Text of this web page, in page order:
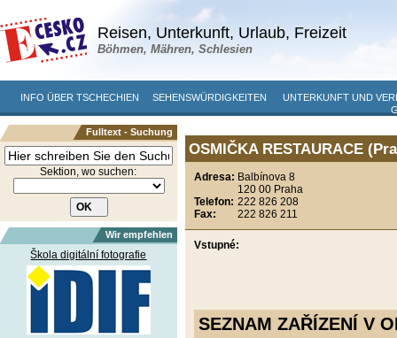
Reisen, Unterkunft, Urlaub, Freizeit
Böhmen, Mähren, Schlesien
INFO ÜBER TSCHECHIEN SEHENSWÜRDIGKEITEN
UNTERKUNFT UND
Fulltext - Suchung
Sektion, wo suchen:
Wir empfehlen
Škola digitální fotografie
OSMIČKA RESTAURACE
Adresa: Balbínova 8
120 00 Praha
Telefon: 222 826 208
Fax:
222 826 211
Vstupné:
SEZNAM ZAŘÍZENÍ V